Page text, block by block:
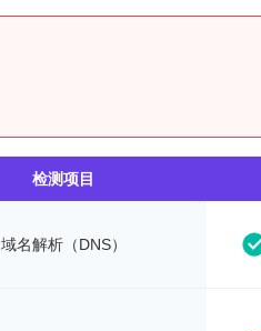
检测项目
域名解析（DNS）